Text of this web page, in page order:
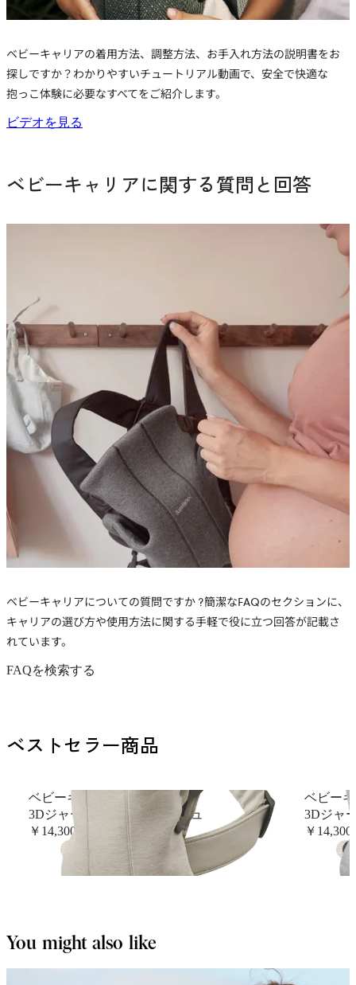
ベビーキャリアの着用方法、調整方法、お手入れ方法の説明書をお
探しですか？わかりやすいチュートリアル動画で、安全で快適な
抱っこ体験に必要なすべてをご紹介します。
ビデオを見る
ベビーキャリアに関する質問と回答
ベビーキャリアについての質問ですか ?簡潔なFAQのセクションに、
キャリアの選び方や使用方法に関する手軽で役に立つ回答が記載さ
れています。
FAQを検索する
ベストセラー商品
ベビーキャリア Mini
3Dジャージー, ライトベージュ
￥14,300
ベビー
3Dジャ
￥14,300
You might also like